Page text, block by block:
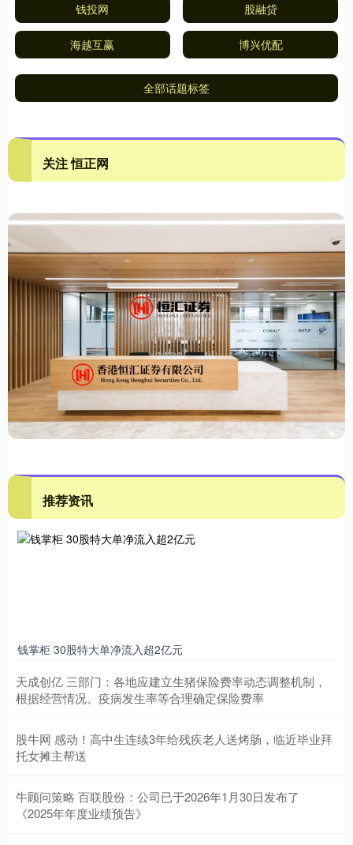
钱投网 股融贷
海越互赢 博兴优配
全部话题标签
关注 恒正网
推荐资讯
钱掌柜 30股特大单净流入超2亿元
天成创亿 三部门：各地应建立生猪保险费率动态调整机制，
根据经营情况、疫病发生率等合理确定保险费率
股牛网 感动！高中生连续3年给残疾老人送烤肠，临近毕业拜
托女摊主帮送
牛顾问策略 百联股份：公司已于2026年1月30日发布了
《2025年年度业绩预告》